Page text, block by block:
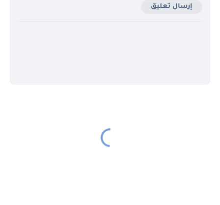
إرسال تعليق